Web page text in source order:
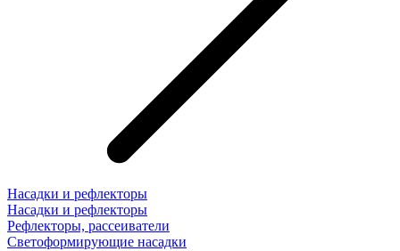
Насадки и рефлекторы
Насадки и рефлекторы
Рефлекторы, рассеиватели
Светоформирующие насадки